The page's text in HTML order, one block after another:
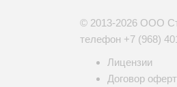
© 2013-2026 ООО
телефон +7 (968)
Лицензии
Договор